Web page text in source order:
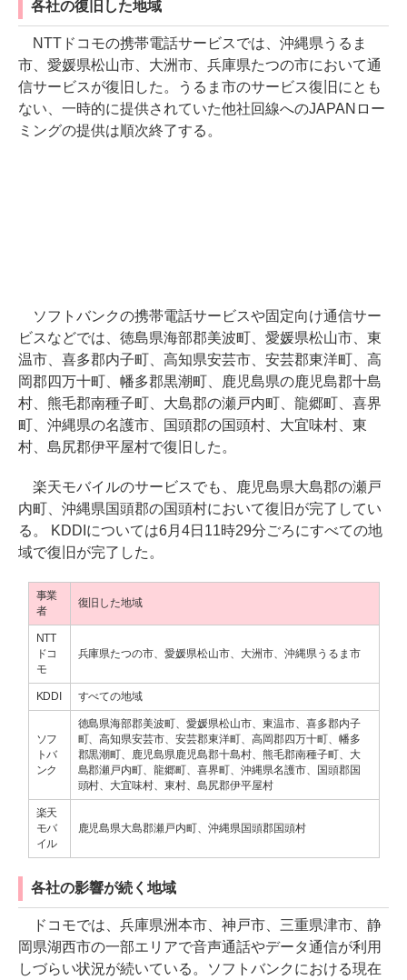
各社の復旧した地域
NTTドコモの携帯電話サービスでは、沖縄県うるま
市、愛媛県松山市、大洲市、兵庫県たつの市において通
信サービスが復旧した。うるま市のサービス復旧にとも
ない、一時的に提供されていた他社回線へのJAPANロー
ミングの提供は順次終了する。
ソフトバンクの携帯電話サービスや固定向け通信サー
ビスなどでは、徳島県海部郡美波町、愛媛県松山市、東
温市、喜多郡内子町、高知県安芸市、安芸郡東洋町、高
岡郡四万十町、幡多郡黒潮町、鹿児島県の鹿児島郡十島
村、熊毛郡南種子町、大島郡の瀬戸内町、龍郷町、喜界
町、沖縄県の名護市、国頭郡の国頭村、大宜味村、東
村、島尻郡伊平屋村で復旧した。
楽天モバイルのサービスでも、鹿児島県大島郡の瀬戸
内町、沖縄県国頭郡の国頭村において復旧が完了してい
る。 KDDIについては6月4日11時29分ごろにすべての地
域で復旧が完了した。
事業
者
復旧した地域
NTT
ドコ
モ
兵庫県たつの市、愛媛県松山市、大洲市、沖縄県うるま市
KDDI すべての地域
ソフ
トバ
ンク
徳島県海部郡美波町、愛媛県松山市、東温市、喜多郡内子
町、高知県安芸市、安芸郡東洋町、高岡郡四万十町、幡多
郡黒潮町、鹿児島県鹿児島郡十島村、熊毛郡南種子町、大
島郡瀬戸内町、龍郷町、喜界町、沖縄県名護市、国頭郡国
頭村、大宜味村、東村、島尻郡伊平屋村
楽天
モバ
イル
鹿児島県大島郡瀬戸内町、沖縄県国頭郡国頭村
各社の影響が続く地域
ドコモでは、兵庫県洲本市、神戸市、三重県津市、静
岡県湖西市の一部エリアで音声通話やデータ通信が利用
しづらい状況が続いている。ソフトバンクにおける現在